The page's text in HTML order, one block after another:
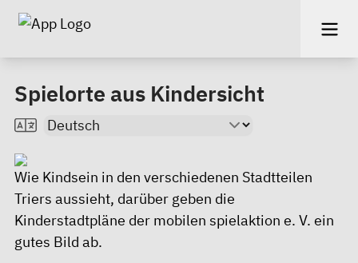
Spielorte aus Kindersicht
Wie Kindsein in den verschiedenen Stadtteilen
Triers aussieht, darüber geben die
Kinderstadtpläne der mobilen spielaktion e. V. ein
gutes Bild ab.